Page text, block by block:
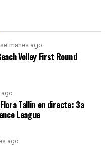
ago
Volley First Round
ago
Tallin en directe: 3a
League
ago